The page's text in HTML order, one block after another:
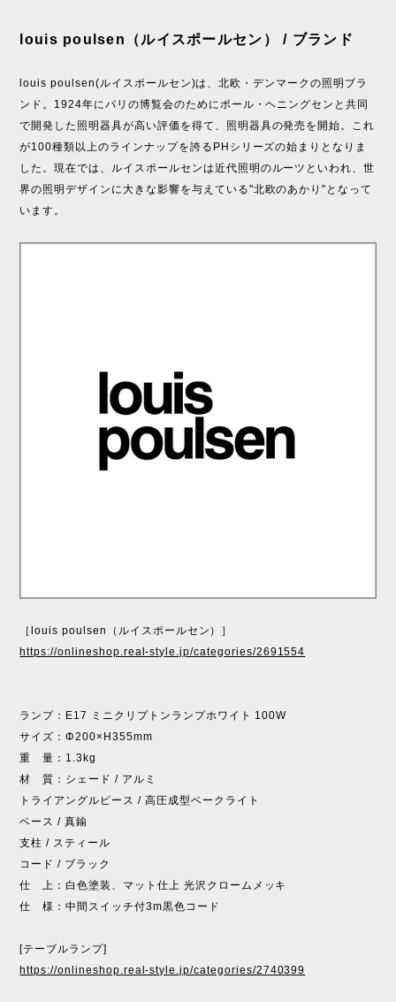
louis poulsen（ルイスポールセン） / ブランド
louis poulsen(ルイスポールセン)は、北欧・デンマークの照明ブラ
ンド。1924年にパリの博覧会のためにポール・ヘニングセンと共同
で開発した照明器具が高い評価を得て、照明器具の発売を開始。これ
が100種類以上のラインナップを誇るPHシリーズの始まりとなりま
した。現在では、ルイスポールセンは近代照明のルーツといわれ、世
界の照明デザインに大きな影響を与えている"北欧のあかり"となって
います。
［louis poulsen（ルイスポールセン）］
https://onlineshop.real-style.jp/categories/2691554
ランプ：E17 ミニクリプトンランプホワイト 100W
サイズ：Φ200×H355mm
重 量：1.3kg
材 質：シェード / アルミ
トライアングルピース / 高圧成型ベークライト
ベース / 真鍮
支柱 / スティール
コード / ブラック
仕 上：白色塗装、マット仕上 光沢クロームメッキ
仕 様：中間スイッチ付3m黒色コード
[テーブルランプ]
https://onlineshop.real-style.jp/categories/2740399